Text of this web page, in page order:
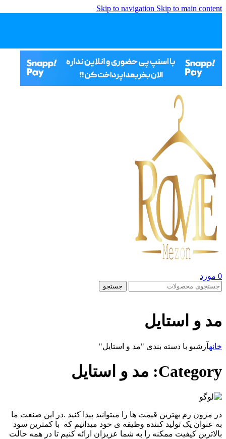
Skip to navigation Skip to main content
0 مورد
جستجو
مد و استایل
خانهآرشیو با دسته بندی "مد و استایل"
Category: مد و استایل
در مزون رم بهترین قیمت ها را میتوانید پیدا کنید .در این صنعت ما
به عنوان یک تولید کننده وظیفه ی خود میدانیم که با کمترین سود
بالاترین کیفیت ممکنه را به شما عزیزان ارائه کنیم تا در همه حالت